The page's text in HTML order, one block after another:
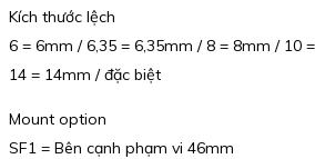
Kích thước lệch
6 = 6mm / 6,35 = 6,35mm / 8 = 8mm / 10
14 = 14mm / đặc biệt
Mount option
SF1 = Bên cạnh phạm vi 46mm